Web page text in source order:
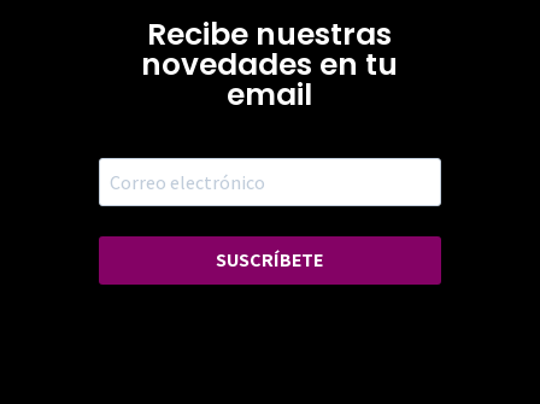
Recibe nuestras
novedades en tu
email
SUSCRÍBETE